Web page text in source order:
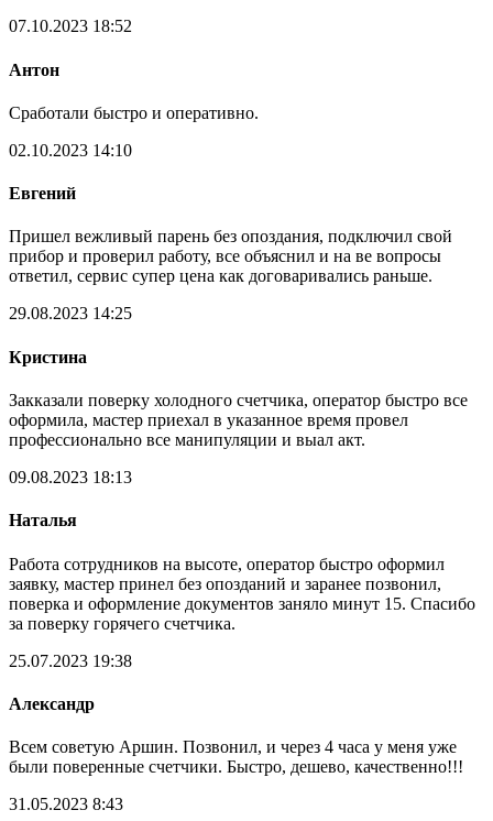
07.10.2023 18:52
Антон
Сработали быстро и оперативно.
02.10.2023 14:10
Евгений
Пришел вежливый парень без опоздания, подключил свой
прибор и проверил работу, все объяснил и на ве вопросы
ответил, сервис супер цена как договаривались раньше.
29.08.2023 14:25
Кристина
Закказали поверку холодного счетчика, оператор быстро все
оформила, мастер приехал в указанное время провел
профессионально все манипуляции и выал акт.
09.08.2023 18:13
Наталья
Работа сотрудников на высоте, оператор быстро оформил
заявку, мастер принел без опозданий и заранее позвонил,
поверка и оформление документов заняло минут 15. Спасибо
за поверку горячего счетчика.
25.07.2023 19:38
Александр
Всем советую Аршин. Позвонил, и через 4 часа у меня уже
были поверенные счетчики. Быстро, дешево, качественно!!!
31.05.2023 8:43